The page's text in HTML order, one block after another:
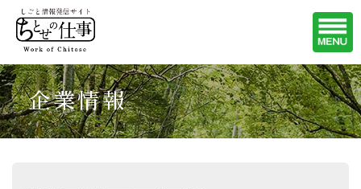
企業情報